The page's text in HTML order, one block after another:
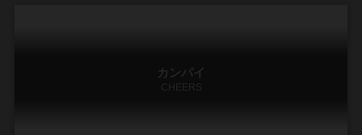
カンパイ
CHEERS